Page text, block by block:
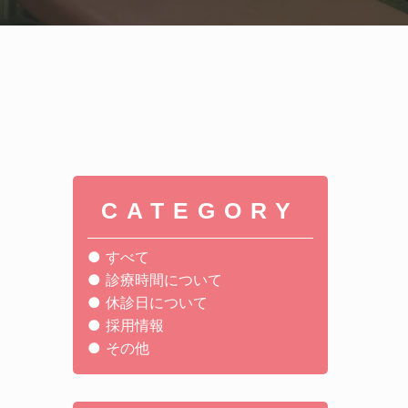
CATEGORY
すべて
診療時間について
休診日について
採用情報
その他